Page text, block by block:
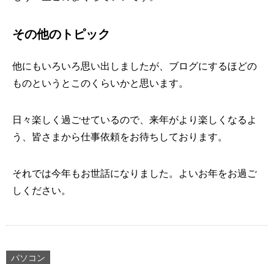
その他のトピック
他にもいろいろ思い出しましたが、ブログにするほどの
ものというとこのくらいかと思います。
日々楽しく過ごせているので、来年がより楽しくなるよ
う、皆さまから仕事依頼をお待ちしております。
それでは今年もお世話になりました。よいお年をお過ご
しください。
パソコン